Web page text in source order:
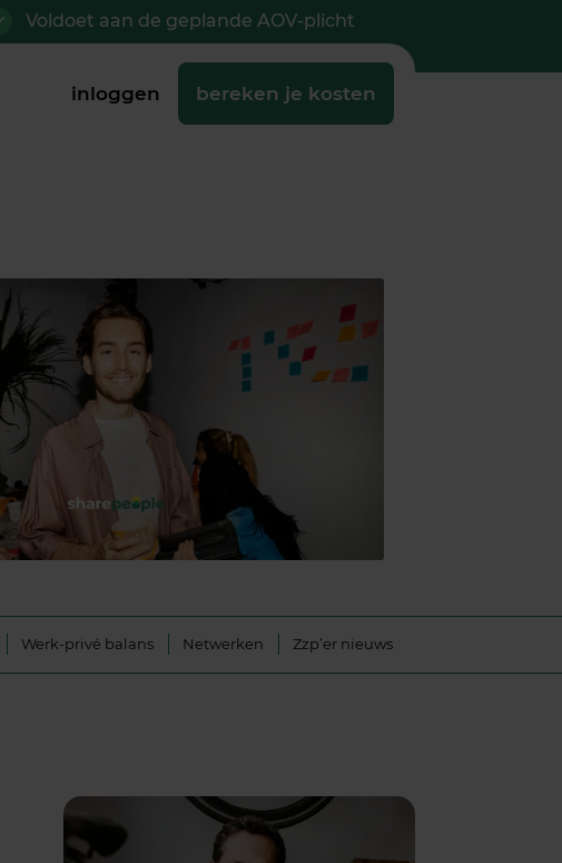
Voldoet aan de geplande AOV-plicht
inloggen bereken je kosten
Werk-privé balans Netwerken Zzp’er nieuws